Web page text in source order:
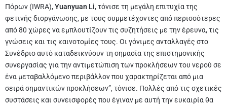
Πόρων (IWRA),Yuanyuan Li, τόνισε τη μεγάλη επιτυχία της
φετινής διοργάνωσης, με τους συμμετέχοντες από περισσότερες
από 80 χώρες να εμπλουτίζουν τις συζητήσεις με την έρευνα, τις
γνώσεις και τις καινοτομίες τους. Οι γόνιμες ανταλλαγές στο
Συνέδριο αυτό καταδεικνύουν τη σημασία της επιστημονικής
συνεργασίας για την αντιμετώπιση των προκλήσεων του νερού σε
ένα μεταβαλλόμενο περιβάλλον που χαρακτηρίζεται από μια
σειρά σημαντικών προκλήσεων”, τόνισε. Πολλές από τις σχετικές
συστάσεις και συνεισφορές που έγιναν με αυτή την ευκαιρία θα